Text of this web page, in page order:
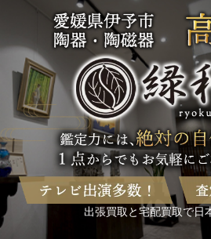
出張買取と宅配買取で日